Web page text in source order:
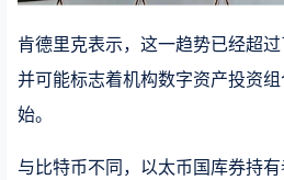
肯德里克表示，这一趋势已经超过
并可能标志着机构数字资产投资
始。
与比特币不同，以太币国库券持